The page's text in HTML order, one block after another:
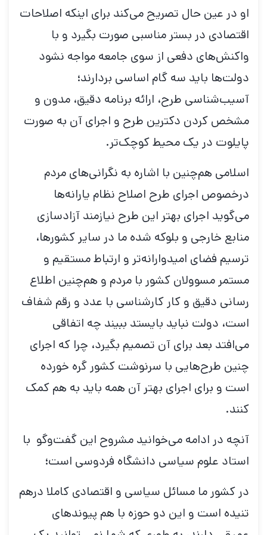
او در عین حال تصریح می‌کند برای اینکه اصلاحات
اقتصادی در بستر مناسبی صورت بگیرد و با
واکنش‌های دفعی از سوی جامعه مواجه نشود
دولت‌ها باید سه گام اساسی بردارند؛
آسیب‌شناسی طرح، ارائه برنامه دقیق، مدون و
مشخص کردن دکترین طرح و اجرای آن به صورت
پایلوت در یک محیط کوچک‌تر.
اسلامی هم‌چنین با اشاره به نگرانی‌های مردم
درخصوص اجرای طرح اصلاح‌ نظام یارانه‌ها
می‌گوید اجرای بهتر این طرح نیازمند آزادسازی
منابع خارجی و بلوکه شده ما در سایر کشورها،
ترسیم فضای امیدوارانه‌تر و ارتباط مستقیم و
مستمر مسوولان کشور با مردم و هم‌چنین اطلاع
رسانی دقیق و کار کارشناسی با عدد و رقم شفاف
است، دولت نباید بایستد ببیند چه اتفاقی
می‌افتد بعد برای آن تصمیم بگیرد، چرا که اجرای
چنین طرح‌هایی با سرنوشت کشور گره خورده
است و برای اجرای بهتر آن همه باید به هم کمک
کنند.
آنچه در ادامه می‌خوانید مشروح این گفت‌وگو با
استاد علوم سیاسی دانشگاه فردوسی است؛
در کشور ما مسائل سیاسی و اقتصادی کاملا درهم
تنیده است و این دو حوزه با هم پیوندهای